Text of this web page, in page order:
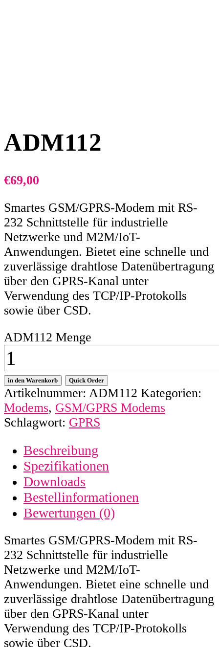
ADM112
€69,00
Smartes GSM/GPRS-Modem mit RS-
232 Schnittstelle für industrielle
Netzwerke und M2M/IoT-
Anwendungen. Bietet eine schnelle und
zuverlässige drahtlose Datenübertragung
über den GPRS-Kanal unter
Verwendung des TCP/IP-Protokolls
sowie über CSD.
ADM112 Menge
in den Warenkorb Quick Order
Artikelnummer: ADM112 Kategorien:
Modems, GSM/GPRS Modems
Schlagwort: GPRS
Beschreibung
Spezifikationen
Downloads
Bestellinformationen
Bewertungen (0)
Smartes GSM/GPRS-Modem mit RS-
232 Schnittstelle für industrielle
Netzwerke und M2M/IoT-
Anwendungen. Bietet eine schnelle und
zuverlässige drahtlose Datenübertragung
über den GPRS-Kanal unter
Verwendung des TCP/IP-Protokolls
sowie über CSD.